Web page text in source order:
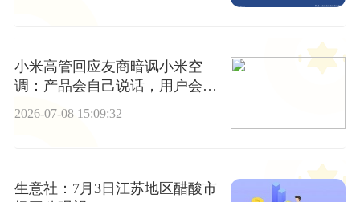
小米高管回应友商暗讽小米空
调：产品会自己说话，用户会用
脚投票
2026-07-08 15:09:32
生意社：7月3日江苏地区醋酸市